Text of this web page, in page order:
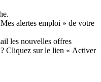
alertes emploi » de votre
les nouvelles offres
Cliquez sur le lien « Activer